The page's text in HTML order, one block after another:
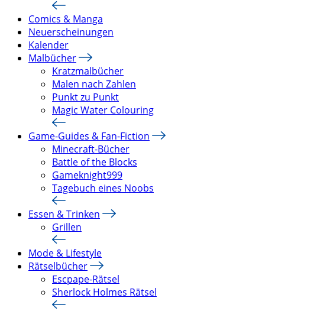
Comics & Manga
Neuerscheinungen
Kalender
Malbücher
Kratzmalbücher
Malen nach Zahlen
Punkt zu Punkt
Magic Water Colouring
Game-Guides & Fan-Fiction
Minecraft-Bücher
Battle of the Blocks
Gameknight999
Tagebuch eines Noobs
Essen & Trinken
Grillen
Mode & Lifestyle
Rätselbücher
Escpape-Rätsel
Sherlock Holmes Rätsel